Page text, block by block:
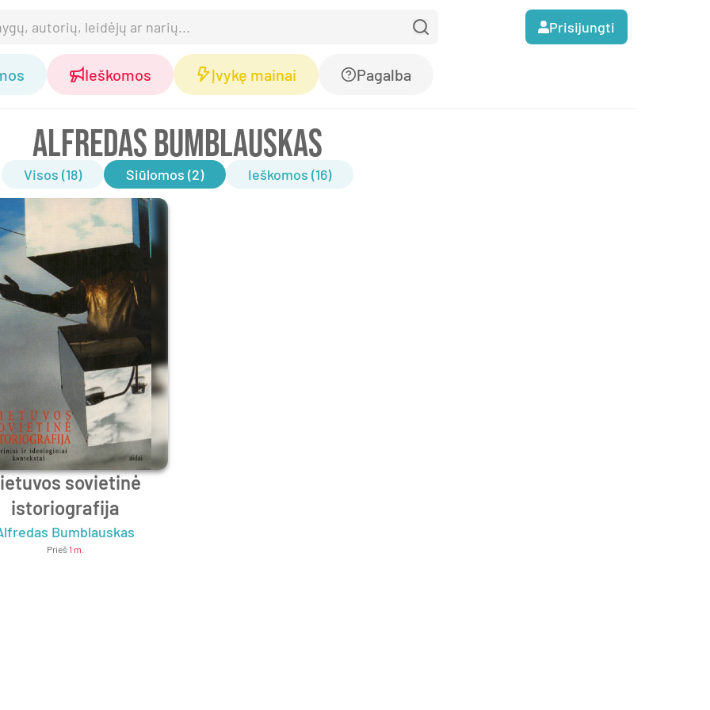
Prisijungti
Ieškomos Įvykę mainai Pagalba
ALFREDAS BUMBLAUSKAS
Visos (18) Siūlomos (2) Ieškomos (16)
sovietinė
istoriografija
Bumblauskas
Prieš 1 m.